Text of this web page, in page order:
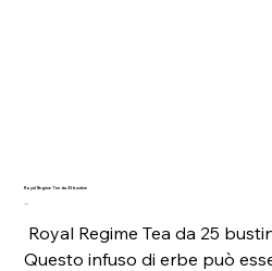
Royal Regime Tea da 25 bustine
Prezzo
Royal Regime Tea da 25
Questo infuso di erbe può